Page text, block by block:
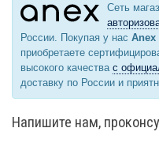
Сеть
России. Покупая у нас Anex
приобретаете
высокого качества с
доставку по России и
Напишите нам,